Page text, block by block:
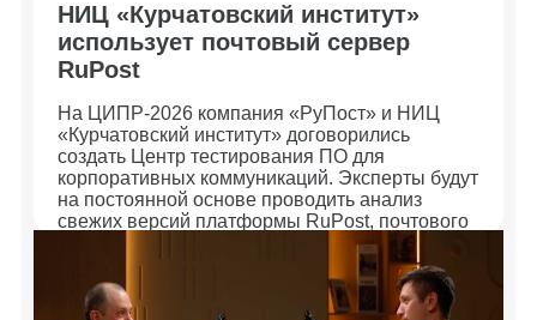
НИЦ «Курчатовский институт»
использует почтовый сервер
RuPost
На ЦИПР-2026 компания «РуПост» и НИЦ
«Курчатовский институт» договорились
создать Центр тестирования ПО для
корпоративных коммуникаций. Эксперты будут
на постоянной основе проводить анализ
свежих версий платформы RuPost, почтового
клиента Desktop X и EMM-решения WorksPad,
чтобы делиться с рынком опытом их
применения и рекомендовать проверенные и
оптимальные подходы.